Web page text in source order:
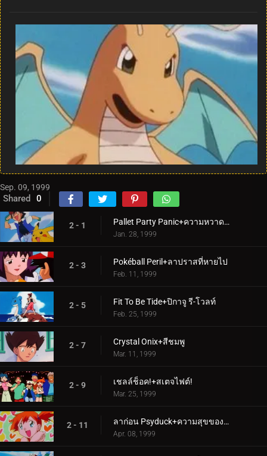
Sep. 09, 1999
Shared 0
2 - 1 Pallet Party Panic+ความหวาดกลัวในอากาศ
Jan. 28, 1999
2 - 3 Pokéball Peril+ลาปราสที่หายไป
Feb. 11, 1999
2 - 5 Fit To Be Tide+ปิกาจู รี-โวลท์
Feb. 25, 1999
2 - 7 Crystal Onix+สีชมพู
Mar. 11, 1999
2 - 9 เชลล์ช็อค!+สเตจไฟต์!
Mar. 25, 1999
2 - 11 ลาก่อน Psyduck+ความสุขของโปเกมอน
Apr. 08, 1999